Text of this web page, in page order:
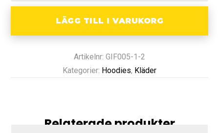
LÄGG TILL I VARUKORG
Artikelnr: GIF005-1-2
Kategorier: Hoodies, Kläder
Relaterade produkter